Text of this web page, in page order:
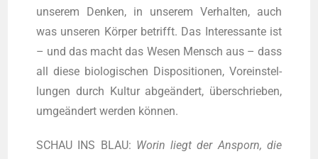
unse­rem Den­ken, in unse­rem Ver­hal­ten, auch
was unse­ren Kör­per betrifft. Das Inter­es­san­te ist
– und das macht das Wesen Mensch aus – dass
all die­se bio­lo­gi­schen Dis­po­si­tio­nen, Vor­ein­stel­
lun­gen durch Kul­tur abge­än­dert, über­schrie­ben,
umge­än­dert wer­den können.
SCHAU INS BLAU: Wor­in liegt der Ansporn, die